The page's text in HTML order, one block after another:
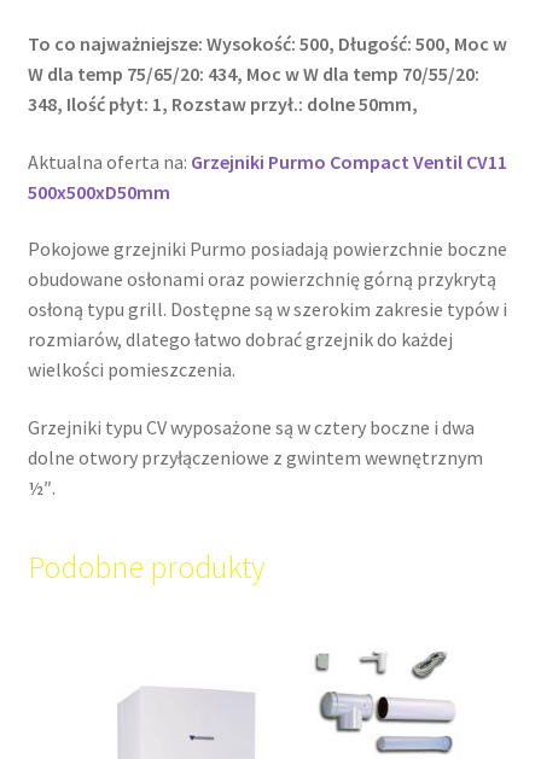
To co najważniejsze: Wysokość: 500, Długość: 500, Moc w
W dla temp 75/65/20: 434, Moc w W dla temp 70/55/20:
348, Ilość płyt: 1, Rozstaw przył.: dolne 50mm,
Aktualna oferta na: Grzejniki Purmo Compact Ventil CV11
500x500xD50mm
Pokojowe grzejniki Purmo posiadają powierzchnie boczne
obudowane osłonami oraz powierzchnię górną przykrytą
osłoną typu grill. Dostępne są w szerokim zakresie typów i
rozmiarów, dlatego łatwo dobrać grzejnik do każdej
wielkości pomieszczenia.
Grzejniki typu CV wyposażone są w cztery boczne i dwa
dolne otwory przyłączeniowe z gwintem wewnętrznym
½″.
Podobne produkty